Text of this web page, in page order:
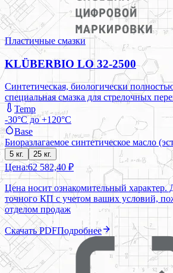
Пластичные смазки
KLÜBERBIO LO 32-2500
Синтетическая, биологически
специальная смазка для стрелочных
Temp
-30°C до +120°C
Base
Биоразлагаемое синтетическое масло
5 кг. 25 кг.
Цена:62 582,40 ₽
Цена носит ознакомительный характер.
точного КП с учетом ваших условий,
отделом продаж
Скачать PDFПодробнее